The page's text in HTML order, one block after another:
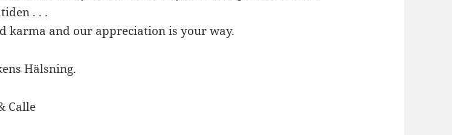
. . .
karma and our appreciation is your way.
Hälsning.
Calle